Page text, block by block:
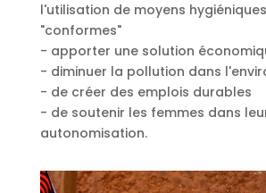
l'utilisation de moyens
"conformes"
- apporter une solution
- diminuer la pollution dans
- de créer des emplois durables
- de soutenir les femmes dans
autonomisation.